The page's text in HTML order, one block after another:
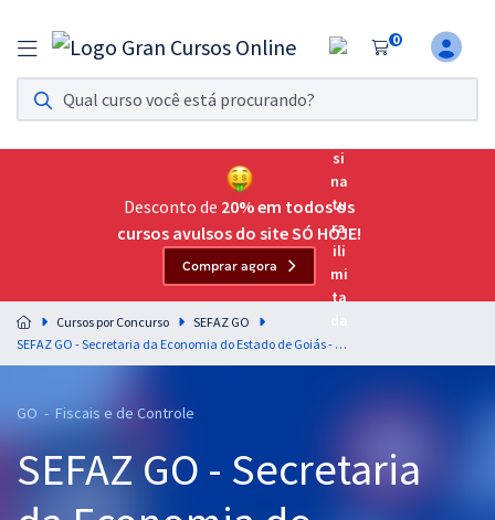
0
Assinatura Ilimitada 11
Acesso a todos os cursos. Teste grátis por 7 dias!
Assinatura OAB Até Passar
Acesso ilimitado a toda preparação para o Exame da
Residências Multiprofissionais
Preparação completa e intensiva para as principais
residências em saúde do Brasil
Cursos 20% OFF
Pós
Desconto de 20% em todos os
cursos avulsos do site SÓ HOJE!
Comprar agora
Cursos por Concurso
SEFAZ GO
SEFAZ GO - Secretaria da Economia do Estado de Goiás - Auditor-Fiscal da Receita Estadual
GO - Fiscais e de Controle
SEFAZ GO - Secretaria